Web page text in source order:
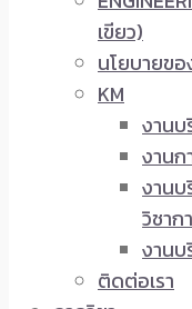
เขียว)
นโยบายขอ
KM
งานบ
งานก
งานบ
วิชาก
งานบ
ติดต่อเรา